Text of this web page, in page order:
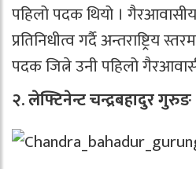
पहिलो पदक थियो ।
प्रतिनिधीत्व गर्दै अन्तराष्ट्रिय
पदक जित्ने उनी पहिलो
२. लेफ्टिनेन्ट चन्द्रबहादुर गुरुङ